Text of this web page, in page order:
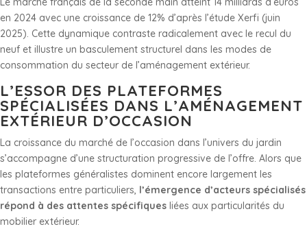
en 2024 avec une croissance de 12% d’après l’étude Xerfi (juin
2025). Cette dynamique contraste radicalement avec le recul du
neuf et illustre un basculement structurel dans les modes de
consommation du secteur de l’aménagement extérieur.
L’ESSOR DES PLATEFORMES
SPÉCIALISÉES DANS L’AMÉNAGEMENT
EXTÉRIEUR D’OCCASION
La croissance du marché de l’occasion dans l’univers du jardin
s’accompagne d’une structuration progressive de l’offre. Alors que
les plateformes généralistes dominent encore largement les
transactions entre particuliers, l’émergence d’acteurs spécialisés
répond à des attentes spécifiques liées aux particularités du
mobilier extérieur.